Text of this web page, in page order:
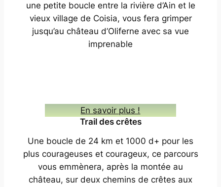
une petite boucle entre la rivière d’Ain et le
vieux village de Coisia, vous fera grimper
jusqu’au château d’Oliferne avec sa vue
imprenable
En savoir plus !
Trail des crêtes
Une boucle de 24 km et 1000 d+ pour les
plus courageuses et courageux, ce parcours
vous emmènera, après la montée au
château, sur deux chemins de crêtes aux